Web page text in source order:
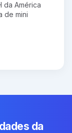
da América
de mini
da